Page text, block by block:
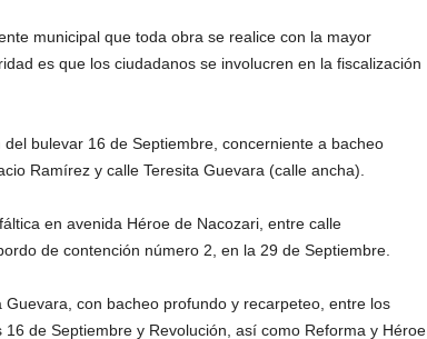
municipal que toda obra se realice con la mayor
es que los ciudadanos se involucren en la fiscalización
bulevar 16 de Septiembre, concerniente a bacheo
Ramírez y calle Teresita Guevara (calle ancha).
en avenida Héroe de Nacozari, entre calle
de contención número 2, en la 29 de Septiembre.
con bacheo profundo y recarpeteo, entre los
de Septiembre y Revolución, así como Reforma y Héroe